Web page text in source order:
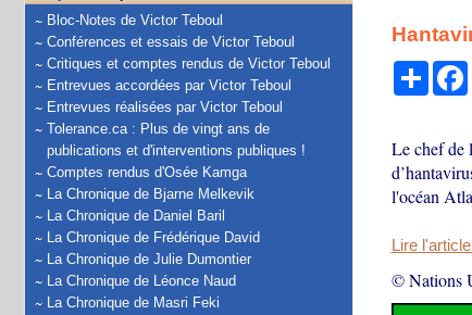
Bloc-Notes de Victor Teboul
Conférences et essais de Victor Teboul
Critiques et comptes rendus de Victor Teboul
Entrevues accordées par Victor Teboul
Entrevues réalisées par Victor Teboul
Tolerance.ca : Plus de vingt ans de
publications et d'interventions publiques !
Comptes rendus d'Osée Kamga
La Chronique de Bjarne Melkevik
La Chronique de Daniel Baril
La Chronique de Frédérique David
La Chronique de Julie Dumontier
La Chronique de Léonce Naud
La Chronique de Masri Feki
Le chef de
l'océan
Lire
© Nations